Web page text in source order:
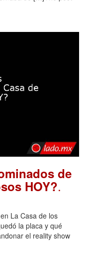
de
HOY?.
La Casa de los
la placa y qué
el reality show